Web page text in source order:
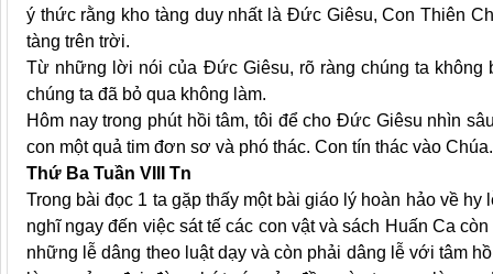
ý thức rằng kho tàng duy nhất là Đức Giêsu, Con Thiên
tàng trên trời.
Từ những lời nói của Đức Giêsu, rõ ràng chúng ta không
chúng ta đã bỏ qua không làm.
Hôm nay trong phút hồi tâm, tôi để cho Đức Giêsu nhìn
con một quả tim đơn sơ và phó thác. Con tín thác vào Chúa.
Thứ Ba Tuần VIII Tn
Trong bài đọc 1 ta gặp thấy một bài giáo lý hoàn hảo về
nghĩ ngay đến việc sát tế các con vật và sách Huấn Ca
những lễ dâng theo luật dạy và còn phải dâng lễ với tâm